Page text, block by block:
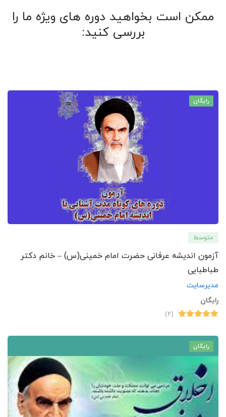
ممکن است بخواهید دوره های ویژه ما را
بررسی کنید:
رایگان
متوسط
آزمون اندیشه عرفانی حضرت امام خمینی(س) – خانم دکتر
طباطبایی
مدیرسایت
رایگان
(۲)
رایگان